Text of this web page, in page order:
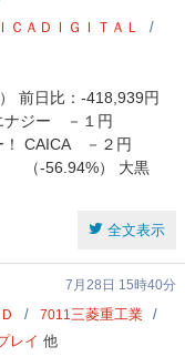
ＣＡＤＩＧＩＴＡＬ
前日比：-418,939円
エナジー －１円
！ CAICA －２円
（-56.94%） 大黒
全文表示
7月28日 15時40分
7011三菱重工業
レイ 他